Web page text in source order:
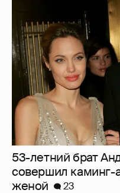
53-летний брат
совершил каминг-
женой
23